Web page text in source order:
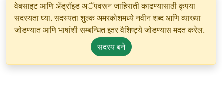
वेबसाइट आणि अँड्रॉइड अॅपवरून जाहिराती काढण्यासाठी कृपया
सदस्यता घ्या. सदस्यता शुल्क अमरकोशमध्ये नवीन शब्द आणि व्याख्या
जोडण्यात आणि भाषांशी सम्बन्धित इतर वैशिष्ट्ये जोडण्यास मदत करेल.
सदस्य बने